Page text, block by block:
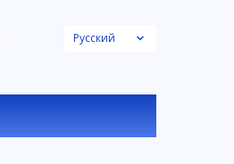
Русский